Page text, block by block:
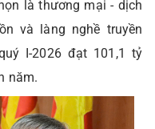
là thương mại - dịch
và làng nghề truyền
I-2026 đạt 101,1 tỷ
năm.